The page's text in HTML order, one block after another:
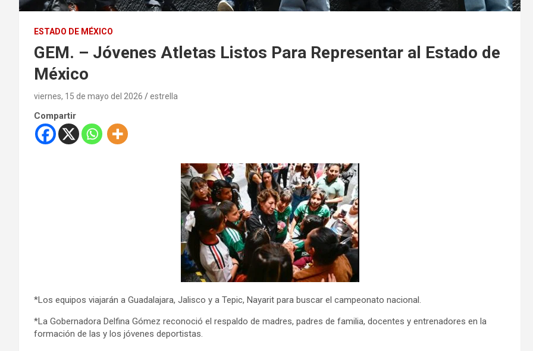
ESTADO DE MÉXICO
GEM. – Jóvenes Atletas Listos Para Representar al Estado de
México
viernes, 15 de mayo del 2026 estrella
Compartir
*Los equipos viajarán a Guadalajara, Jalisco y a Tepic, Nayarit para buscar el campeonato nacional.
*La Gobernadora Delfina Gómez reconoció el respaldo de madres, padres de familia, docentes y entrenadores en la
formación de las y los jóvenes deportistas.